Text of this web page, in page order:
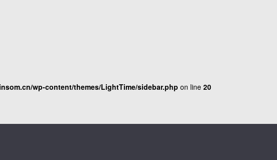
wp-content/themes/LightTime/sidebar.php on line 20